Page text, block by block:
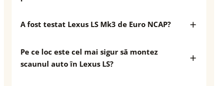
A fost testat Lexus LS Mk3 de Euro NCAP?
Pe ce loc este cel mai sigur să montez
scaunul auto în Lexus LS?